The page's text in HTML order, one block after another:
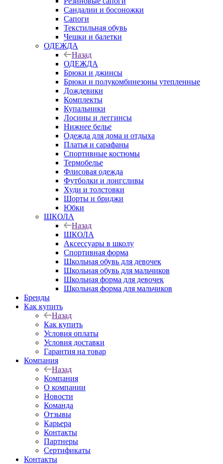
Сандалии и босоножки
Сапоги
Текстильная обувь
Чешки и балетки
ОДЕЖДА
Назад
ОДЕЖДА
Брюки и джинсы
Брюки и полукомбинезоны утепленные
Дождевики
Комплекты
Купальники
Лосины и леггинсы
Нижнее белье
Одежда для дома и отдыха
Платья и сарафаны
Спортивные костюмы
Термобелье
Флисовая одежда
Футболки и лонгсливы
Худи и толстовки
Шорты и бриджи
Юбки
ШКОЛА
Назад
ШКОЛА
Аксессуары в школу
Спортивная форма
Школьная обувь для девочек
Школьная обувь для мальчиков
Школьная форма для девочек
Школьная форма для мальчиков
Бренды
Как купить
Назад
Как купить
Условия оплаты
Условия доставки
Гарантия на товар
Компания
Назад
Компания
О компании
Новости
Команда
Отзывы
Карьера
Контакты
Партнеры
Сертификаты
Контакты